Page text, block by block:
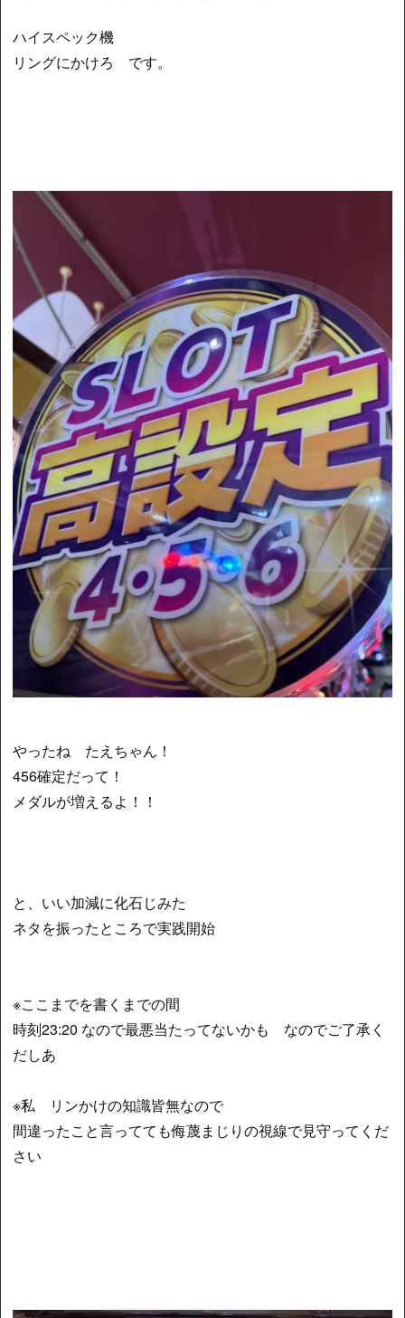
ハイスペック機
リングにかけろ です。
やったね たえちゃん！
456確定だって！
メダルが増えるよ！！
と、いい加減に化石じみた
ネタを振ったところで実践開始
※ここまでを書くまでの間
時刻23:20 なので最悪当たってないかも なのでご了承く
だしあ
※私 リンかけの知識皆無なので
間違ったこと言ってても侮蔑まじりの視線で見守ってくだ
さい